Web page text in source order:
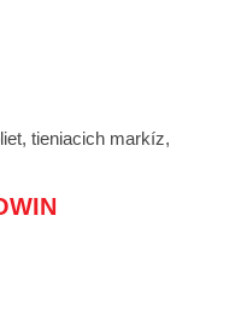
tieniacich markíz,